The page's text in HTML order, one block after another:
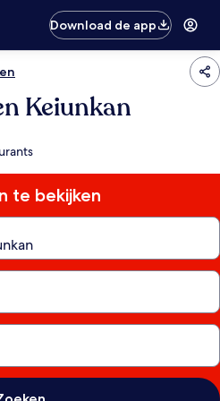
Download de app
Keiunkan
te bekijken